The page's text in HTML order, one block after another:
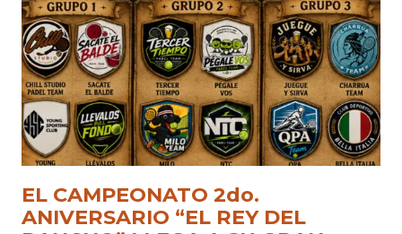
EL CAMPEONATO 2do.
ANIVERSARIO “EL REY DEL